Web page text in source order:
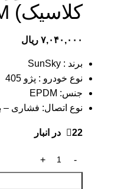
کلاسیک) SUNSKY EPDM
۷,۰۴۰,۰۰۰ ریال
برند : SunSky
نوع خودرو : پژو 405
جنس: EPDM
نوع اتصال: فشاری –
22 در انبار